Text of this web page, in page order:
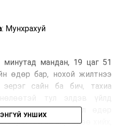
: Мунхрахуй
мандан, 19 цаг 51
өдөр бар, нохой жилтнээ
эерэг сайн ба бич, тахиа
энхрийлүүштэй. Эл өдөр
хэрэгтэй ба ан, гөрөө хийх,
УНШИХ